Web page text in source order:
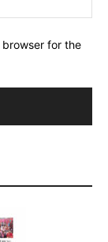
browser for the